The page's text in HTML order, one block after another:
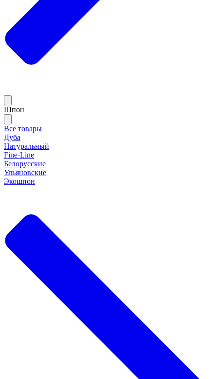
Шпон
Все товары
Дуба
Натуральный
Fine-Line
Белорусские
Ульяновские
Экошпон